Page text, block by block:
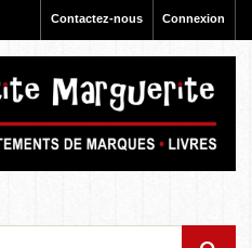
Connexion
Contactez-nous